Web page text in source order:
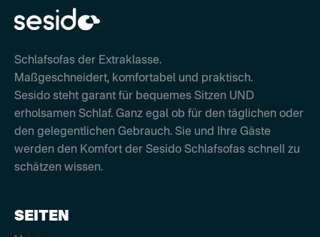
Schlafsofas der Extraklasse.
Maßgeschneidert, komfortabel und praktisch.
Sesido steht garant für bequemes Sitzen UND
erholsamen Schlaf. Ganz egal ob für den täglichen oder
den gelegentlichen Gebrauch. Sie und Ihre Gäste
werden den Komfort der Sesido Schlafsofas schnell zu
schätzen wissen.
SEITEN